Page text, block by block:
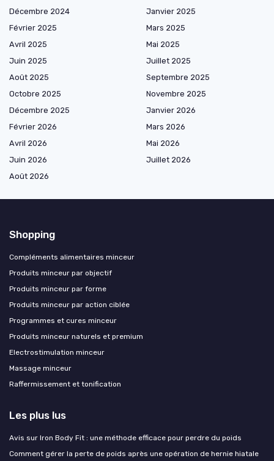
Décembre 2024
Janvier 2025
Février 2025
Mars 2025
Avril 2025
Mai 2025
Juin 2025
Juillet 2025
Août 2025
Septembre 2025
Octobre 2025
Novembre 2025
Décembre 2025
Janvier 2026
Février 2026
Mars 2026
Avril 2026
Mai 2026
Juin 2026
Juillet 2026
Août 2026
Shopping
Compléments alimentaires minceur
Produits minceur par objectif
Produits minceur par forme
Produits minceur par action ciblée
Programmes et cures minceur
Produits minceur naturels et premium
Electrostimulation minceur
Massage minceur
Raffermissement et tonification
Les plus lus
Avis sur Iron Body Fit : une méthode efficace pour perdre du poids
Comment gérer la perte de poids après une opération de hernie hiatale